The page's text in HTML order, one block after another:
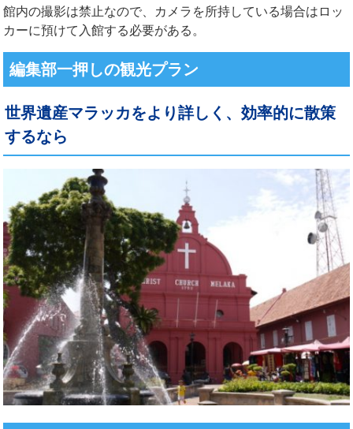
館内の撮影は禁止なので、カメラを所持している場合はロッ
カーに預けて入館する必要がある。
編集部一押しの観光プラン
世界遺産マラッカをより詳しく、効率的に散策
するなら